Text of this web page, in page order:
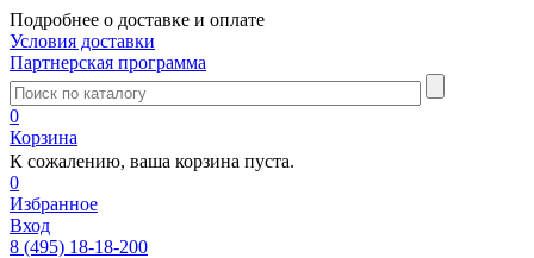
Подробнее о доставке и оплате
Условия доставки
Партнерская программа
0
Корзина
К сожалению, ваша корзина пуста.
0
Избранное
Вход
8 (495) 18-18-200